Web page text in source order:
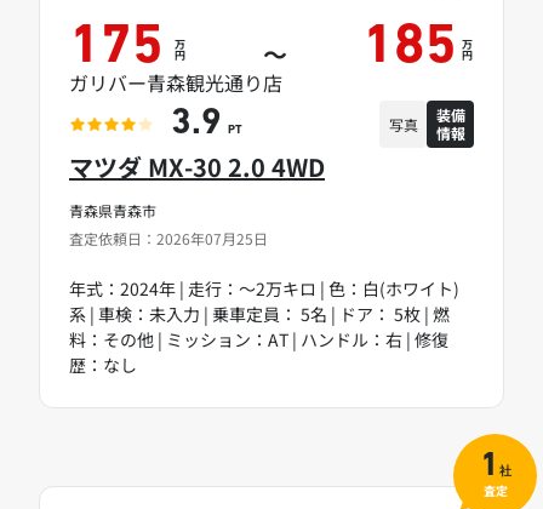
青森県青森市
査定依頼日：2026年07月25日
マツダ MX-30 2.0 4WD
年式：2024年 | 走行：～2万キロ | 色：白(ホワイト)
系 | 車検：未入力 | 乗車定員： 5名 | ドア： 5枚 | 燃
料：その他 | ミッション：AT | ハンドル：右 | 修復
歴：なし
175 万
円 ～ 185 万
円
ガリバー青森観光通り店
3.9 PT 写真
装備
情報
1 社
査定